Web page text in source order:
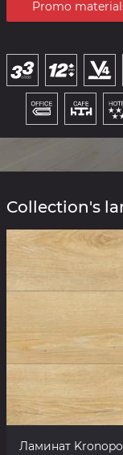
Promo
Collection's
Ламинат